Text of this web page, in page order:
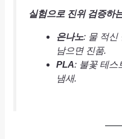
실험으로 진위 검증하
은나노: 물 적신
남으면 진품.
PLA: 불꽃 테스
냄새.